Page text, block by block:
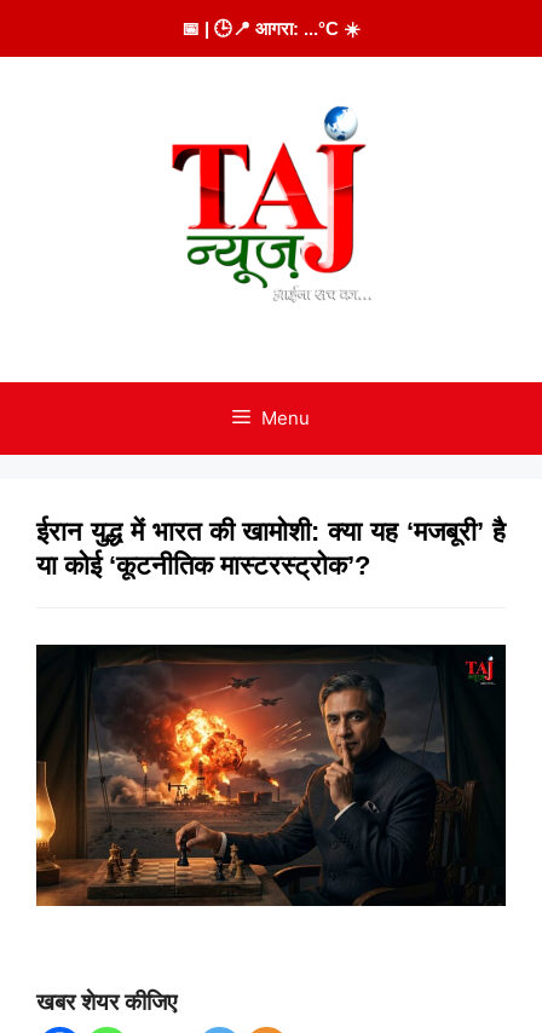
to
📅 | 🕒📍 आगरा: ...°C ☀️
Menu
ईरान युद्ध में भारत की खामोशी: क्या यह ‘मजबूरी’ है
या कोई ‘कूटनीतिक मास्टरस्ट्रोक’?
खबर शेयर कीजिए